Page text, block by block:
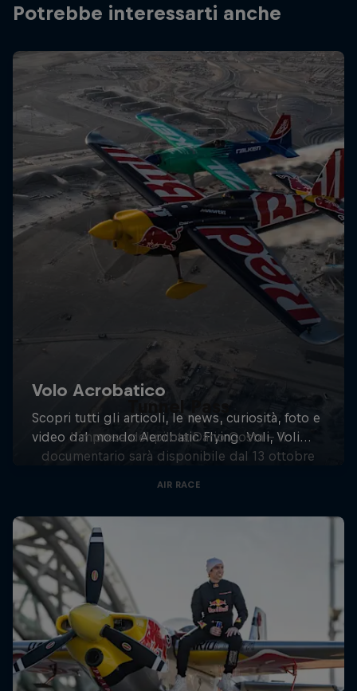
Potrebbe interessarti anche
Tunnel Pass
L'impresa del pilota Dario Costa - Il
documentario sarà disponibile dal 13 ottobre
AIR RACE